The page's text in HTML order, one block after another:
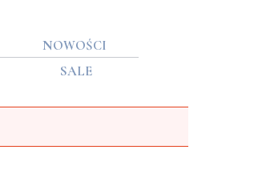
NOWOŚCI
SALE